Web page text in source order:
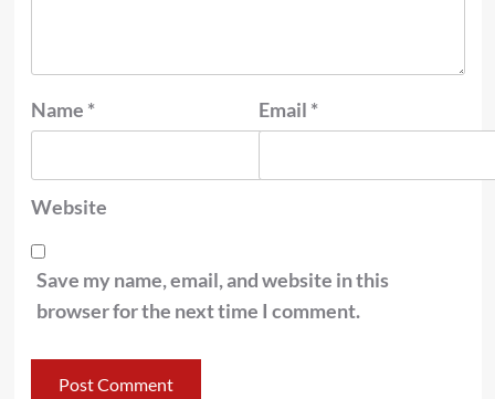
Name * Email *
Website
Save my name, email, and website in this
browser for the next time I comment.